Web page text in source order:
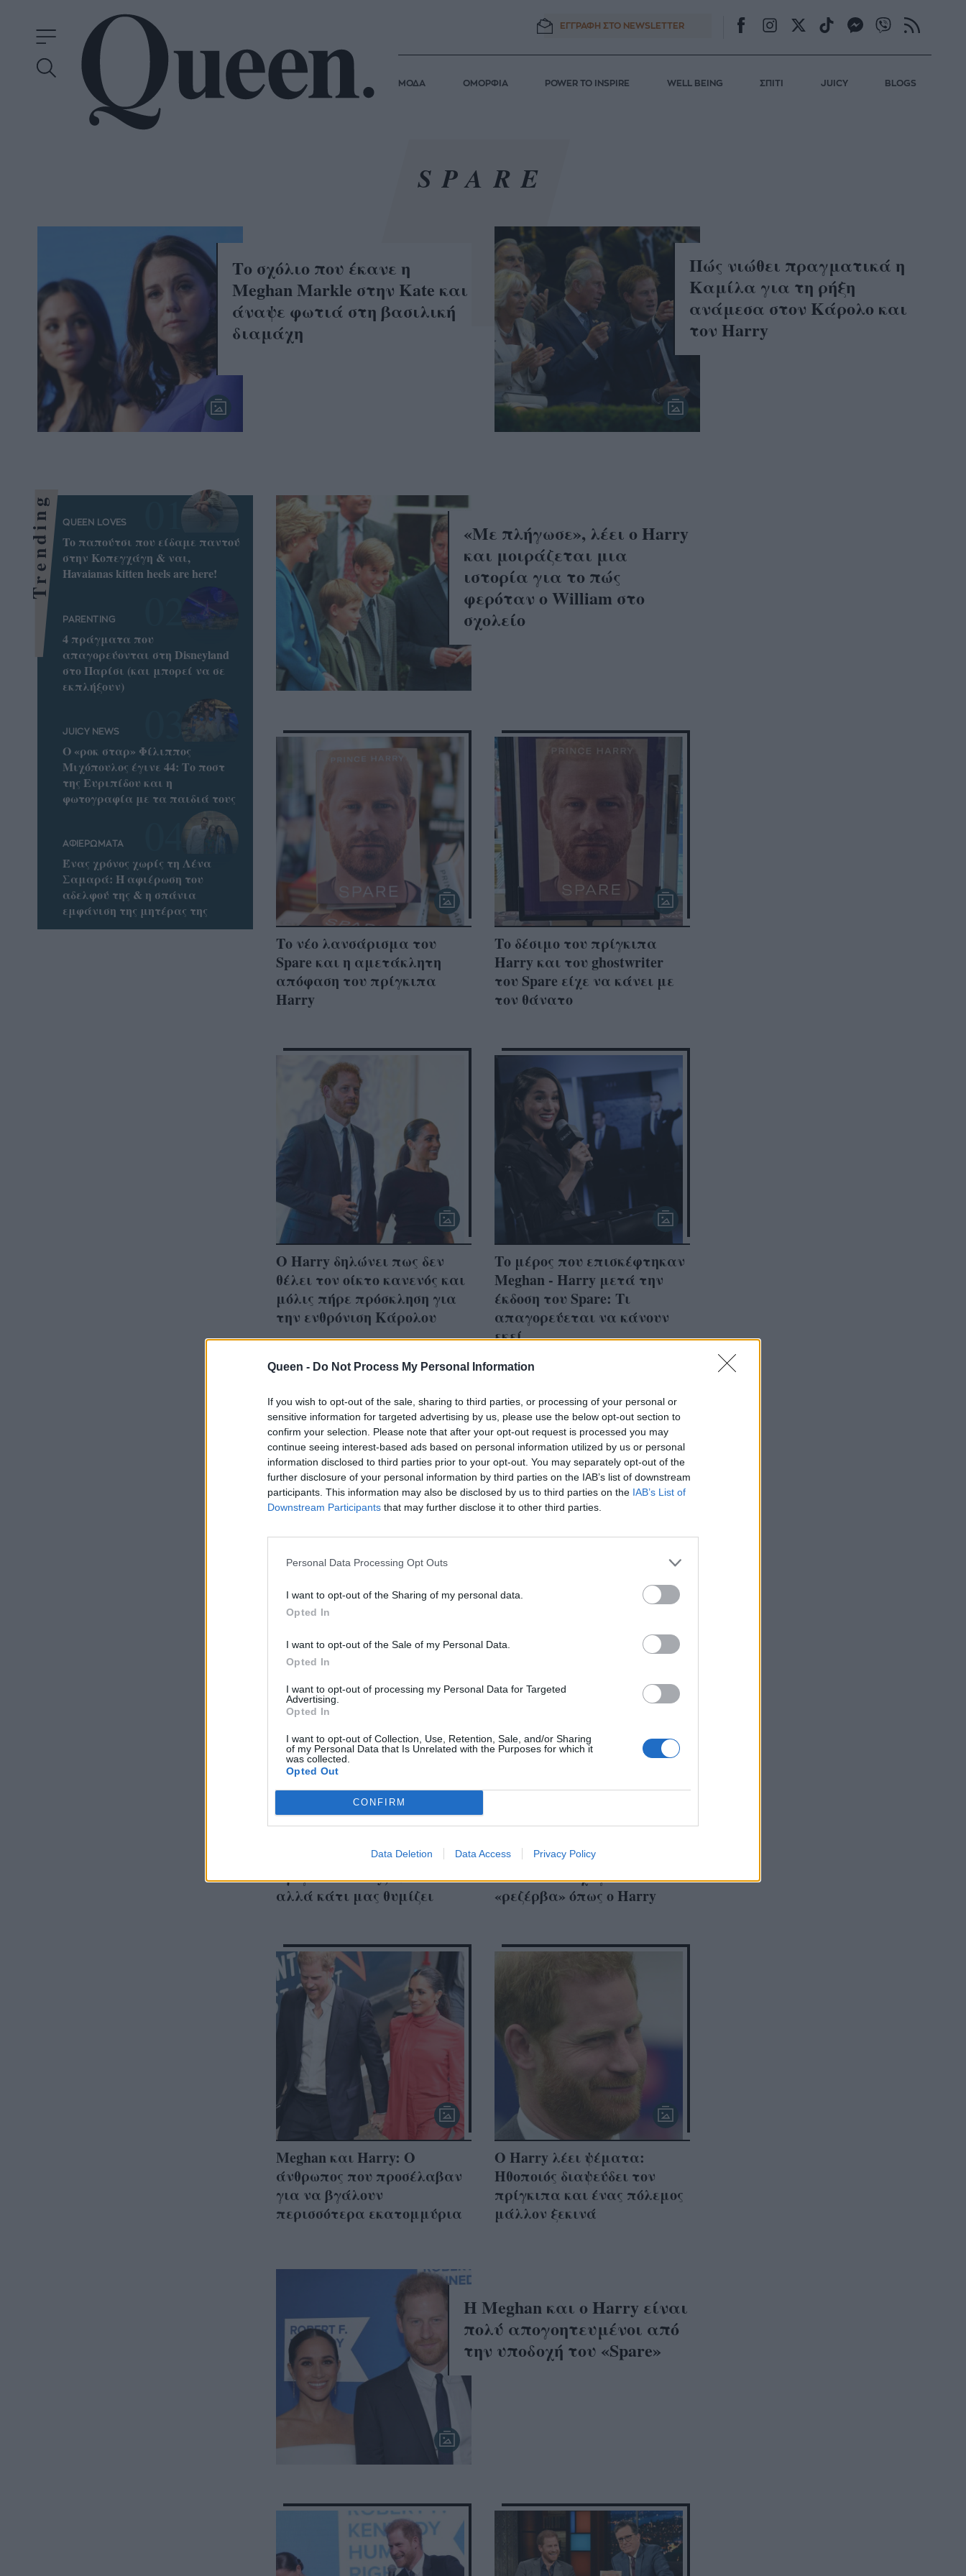
Queen - Do Not Process My Personal Information
If you wish to opt-out of the sale, sharing to third parties, or processing of your personal or
sensitive information for targeted advertising by us, please use the below opt-out section to
confirm your selection. Please note that after your opt-out request is processed you may
continue seeing interest-based ads based on personal information utilized by us or personal
information disclosed to third parties prior to your opt-out. You may separately opt-out of the
further disclosure of your personal information by third parties on the IAB’s list of downstream
participants. This information may also be disclosed by us to third parties on the IAB’s List of
Downstream Participants that may further disclose it to other third parties.
Personal Data Processing Opt Outs
I want to opt-out of the Sharing of my personal data.
Opted In
I want to opt-out of the Sale of my Personal Data.
Opted In
I want to opt-out of processing my Personal Data for Targeted
Advertising.
Opted In
I want to opt-out of Collection, Use, Retention, Sale, and/or Sharing
of my Personal Data that Is Unrelated with the Purposes for which it
was collected.
Opted Out
CONFIRM
Data Deletion Data Access Privacy Policy
ΕΓΓΡΑΦΗ ΣΤΟ NEWSLETTER
ΜΟΔΑ ΟΜΟΡΦΙΑ POWER TO INSPIRE WELL BEING ΣΠΙΤΙ JUICY BLOGS
SPARE
Το σχόλιο που έκανε η
Meghan Markle στην Kate και
άναψε φωτιά στη βασιλική
διαμάχη
Πώς νιώθει πραγματικά η
Καμίλα για τη ρήξη
ανάμεσα στον Κάρολο και
τον Harry
«Με πλήγωσε», λέει ο Harry
και μοιράζεται μια
ιστορία για το πώς
φερόταν ο William στο
σχολείο
Το νέο λανσάρισμα του
Spare και η αμετάκλητη
απόφαση του πρίγκιπα
Harry
Το δέσιμο του πρίγκιπα
Harry και του ghostwriter
του Spare είχε να κάνει με
τον θάνατο
Ο Harry δηλώνει πως δεν
θέλει τον οίκτο κανενός και
μόλις πήρε πρόσκληση για
την ενθρόνιση Κάρολου
Το μέρος που επισκέφτηκαν
Meghan - Harry μετά την
έκδοση του Spare: Τι
απαγορεύεται να κάνουν
εκεί
Ο πρίγκιπας Harry
ετοιμάζει livestream για να
κάνει νέες αποκαλύψεις
και να λύσει απορίες
βιβλίο η αυτοβιογραφία του
πρίγκιπα Harry; Ναι είναι
αλλά κάτι μας θυμίζει
για γυναίκα καριέρας τη
Charlotte – Όχι για
«ρεζέρβα» όπως ο Harry
Meghan και Harry: Ο
άνθρωπος που προσέλαβαν
για να βγάλουν
περισσότερα εκατομμύρια
Ο Harry λέει ψέματα:
Ηθοποιός διαψεύδει τον
πρίγκιπα και ένας πόλεμος
μάλλον ξεκινά
Η Meghan και ο Harry είναι
πολύ απογοητευμένοι από
την υποδοχή του «Spare»
Trending QUEEN LOVES
To παπούτσι που είδαμε παντού
στην Κοπεγχάγη & ναι,
Havaianas kitten heels are here!
PARENTING
4 πράγματα που
απαγορεύονται στη Disneyland
στο Παρίσι (και μπορεί να σε
εκπλήξουν)
JUICY NEWS
Ο «ροκ σταρ» Φίλιππος
Μιχόπουλος έγινε 44: Το ποστ
της Ευριπίδου και η
φωτογραφία με τα παιδιά τους
ΑΦΙΕΡΩΜΑΤΑ
Ένας χρόνος χωρίς τη Λένα
Σαμαρά: Η αφιέρωση του
αδελφού της & η σπάνια
εμφάνιση της μητέρας της